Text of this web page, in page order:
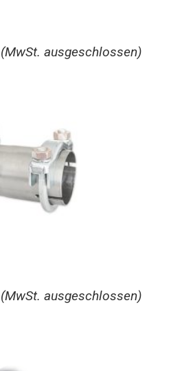
(MwSt. ausgeschlossen)
(MwSt. ausgeschlossen)